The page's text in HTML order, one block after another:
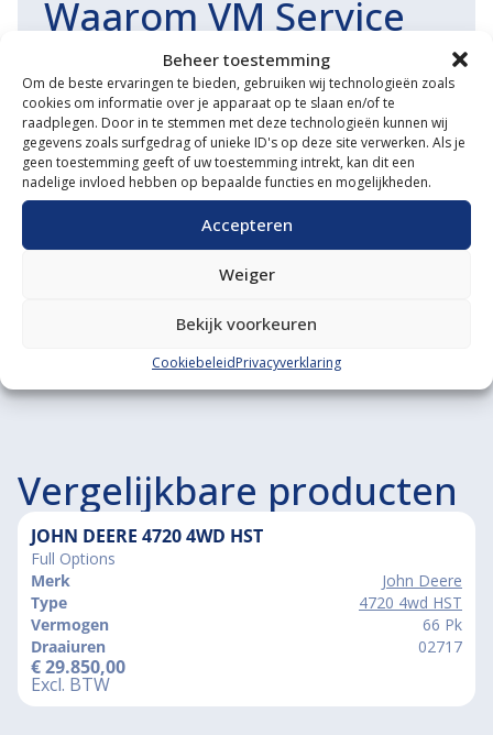
Beheer toestemming
Om de beste ervaringen te bieden, gebruiken wij technologieën zoals
cookies om informatie over je apparaat op te slaan en/of te
raadplegen. Door in te stemmen met deze technologieën kunnen wij
gegevens zoals surfgedrag of unieke ID's op deze site verwerken. Als je
geen toestemming geeft of uw toestemming intrekt, kan dit een
nadelige invloed hebben op bepaalde functies en mogelijkheden.
Accepteren
Weiger
Bekijk voorkeuren
CookiebeleidPrivacyverklaring
Waarom VM Service
Uitgebreide showroom
Eigen transportservice
Gespecialiseerde werkplaats
Diverse aanbouwwerktuigen
Grote voorraad minitrekkers
Grootste in kleine tractoren
Vergelijkbare producten
JOHN DEERE 4720 4WD HST
Full Options
Merk
John Deere
Type
4720 4wd HST
Vermogen
66 Pk
Draaiuren
02717
€29.850,00
Excl. BTW